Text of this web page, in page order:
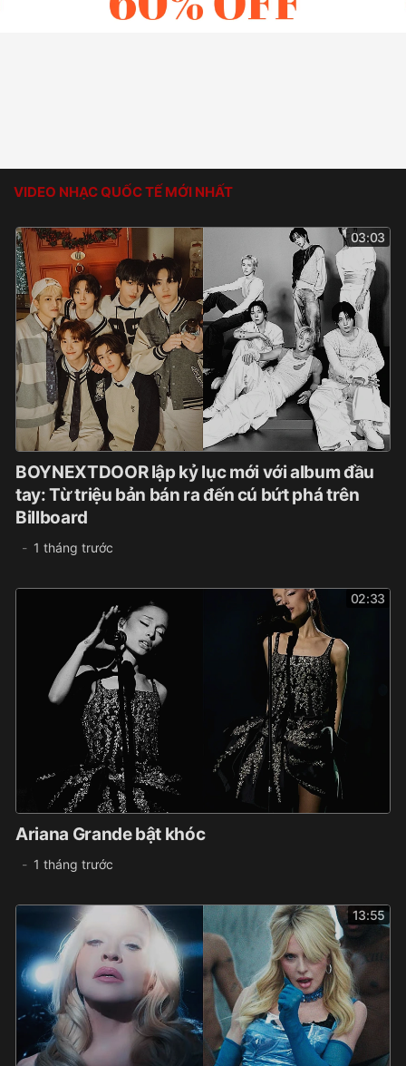
VIDEO NHẠC QUỐC TẾ MỚI NHẤT
03:03
BOYNEXTDOOR lập kỷ lục mới với album đầu
tay: Từ triệu bản bán ra đến cú bứt phá trên
Billboard
1 tháng trước
02:33
Ariana Grande bật khóc
1 tháng trước
13:55